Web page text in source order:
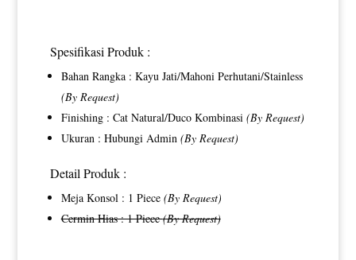
Spesifikasi Produk :
Bahan Rangka : Kayu Jati/Mahoni Perhutani/Stainless
(By Request)
Finishing : Cat Natural/Duco Kombinasi (By Request)
Ukuran : Hubungi Admin (By Request)
Detail Produk :
Meja Konsol : 1 Piece (By Request)
Cermin Hias : 1 Piece(By Request)